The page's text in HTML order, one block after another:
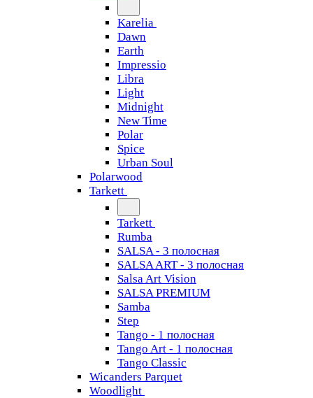
Karelia
Dawn
Earth
Impressio
Libra
Light
Midnight
New Time
Polar
Spice
Urban Soul
Polarwood
Tarkett
Tarkett
Rumba
SALSA - 3 полосная
SALSA ART - 3 полосная
Salsa Art Vision
SALSA PREMIUM
Samba
Step
Tango - 1 полосная
Tango Art - 1 полосная
Tango Classiс
Wicanders Parquet
Woodlight